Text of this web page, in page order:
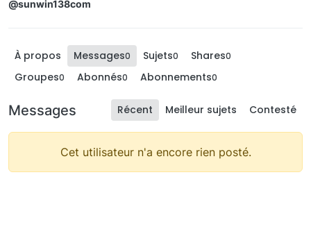
@sunwin138com
À propos Messages0 Sujets0 Shares0
Groupes0 Abonnés0 Abonnements0
Messages Récent Meilleur sujets Contesté
Cet utilisateur n'a encore rien posté.